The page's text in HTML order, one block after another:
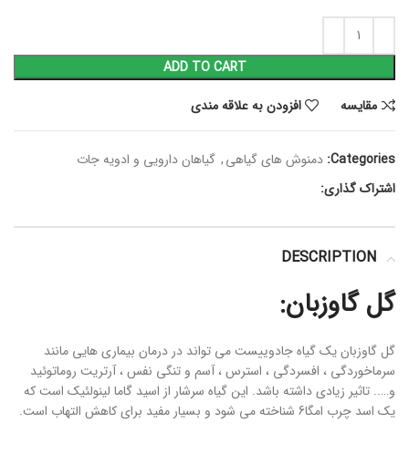
ADD TO CART
مقايسه
افزودن به علاقه مندی
Categories: دمنوش های گیاهی, گیاهان دارویی و ادویه جات
اشتراک گذاری:
DESCRIPTION
گل گاوزبان:
گل گاوزبان یک گیاه جادوییست می تواند در درمان بیماری هایی مانند
سرماخوردگی ، افسردگی ، استرس ، آسم و تنگی نفس ، آرتریت روماتوئید
و….. تاثیر زیادی داشته باشد. این گیاه سرشار از اسید گاما لینولئیک است که
یک اسد چرب امگا6 شناخته می شود و بسیار مفید برای کاهش التهاب است.